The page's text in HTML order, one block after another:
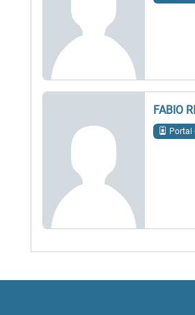
FABIO
Portal